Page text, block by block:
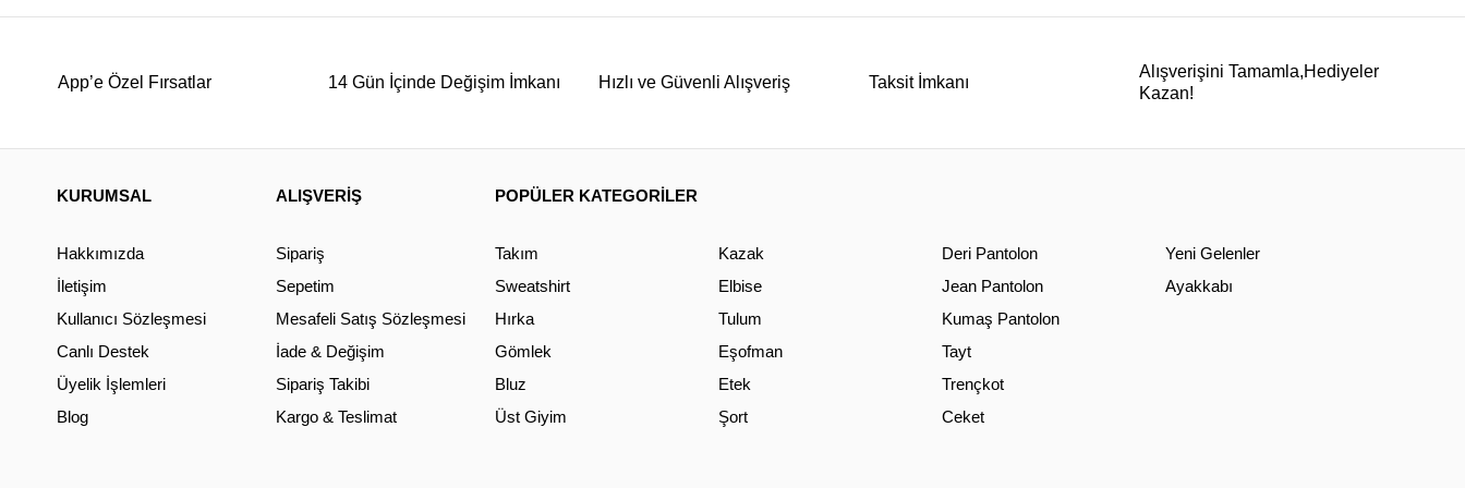
App’e Özel Fırsatlar 14 Gün İçinde Değişim İmkanı Hızlı ve Güvenli Alışveriş Taksit İmkanı
Alışverişini Tamamla,Hediyeler
Kazan!
KURUMSAL
Hakkımızda
İletişim
Kullanıcı Sözleşmesi
Canlı Destek
Üyelik İşlemleri
Blog
ALIŞVERİŞ
Sipariş
Sepetim
Mesafeli Satış Sözleşmesi
İade & Değişim
Sipariş Takibi
Kargo & Teslimat
POPÜLER KATEGORİLER
Takım
Sweatshirt
Hırka
Gömlek
Bluz
Üst Giyim
Kazak
Elbise
Tulum
Eşofman
Etek
Şort
Deri Pantolon
Jean Pantolon
Kumaş Pantolon
Tayt
Trençkot
Ceket
Yeni Gelenler
Ayakkabı